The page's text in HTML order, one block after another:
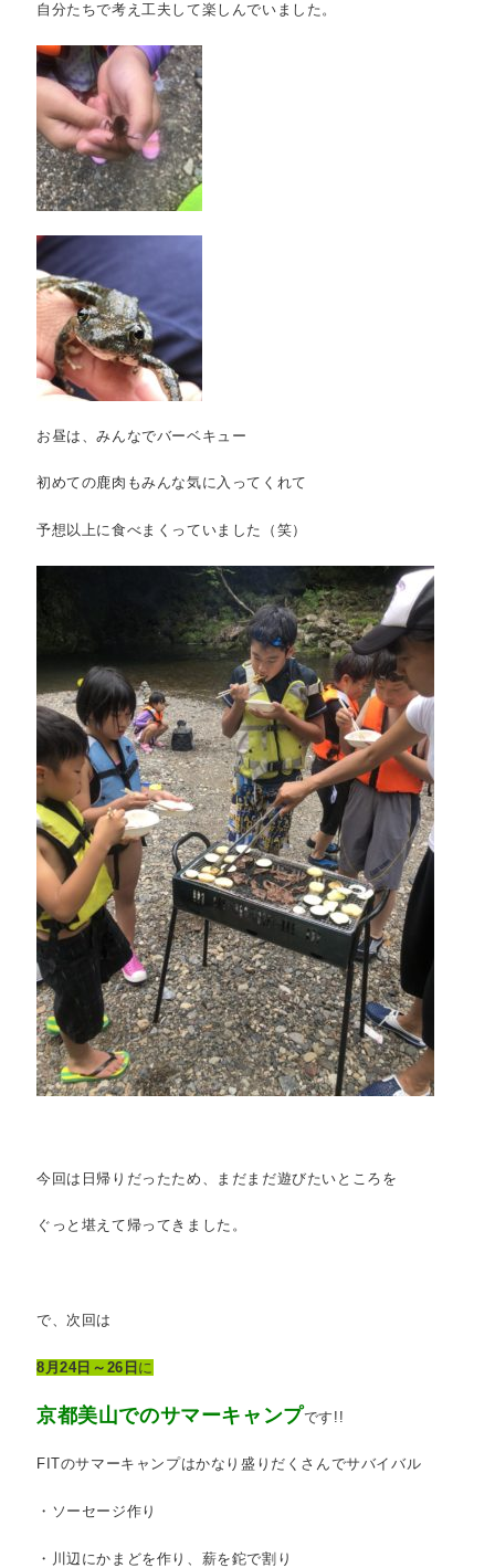
自分たちで考え工夫して楽しんでいました。
お昼は、みんなでバーベキュー
初めての鹿肉もみんな気に入ってくれて
予想以上に食べまくっていました（笑）
今回は日帰りだったため、まだまだ遊びたいところを
ぐっと堪えて帰ってきました。
で、次回は
8月24日～26日 に
京都美山でのサマーキャンプです!!
FITのサマーキャンプはかなり盛りだくさんでサバイバル
・ソーセージ作り
・川辺にかまどを作り、薪を鉈で割り